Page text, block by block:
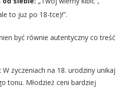
to już po 18-tce)!”.
być równie autentyczny co treść
W życzeniach na 18. urodziny unikaj
tonu. Młodzież ceni bardziej